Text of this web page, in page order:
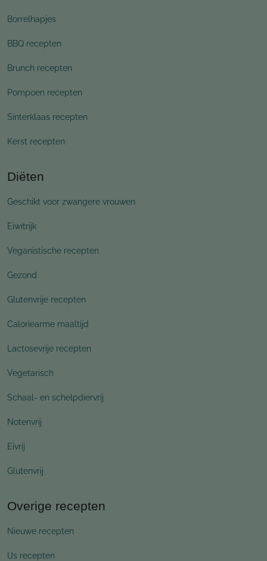
Borrelhapjes
BBQ recepten
Brunch recepten
Pompoen recepten
Sinterklaas recepten
Kerst recepten
Diëten
Geschikt voor zwangere vrouwen
Eiwitrijk
Veganistische recepten
Gezond
Glutenvrije recepten
Caloriearme maaltijd
Lactosevrije recepten
Vegetarisch
Schaal- en schelpdiervrij
Notenvrij
Eivrij
Glutenvrij
Overige recepten
Nieuwe recepten
IJs recepten